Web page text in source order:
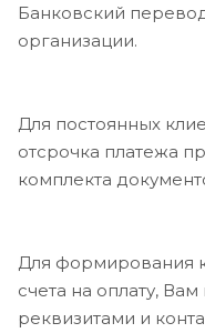
Банковский
организации.
Для постоянных
отсрочка платежа
комплекта
Для формирования
счета на оплату,
реквизитами и